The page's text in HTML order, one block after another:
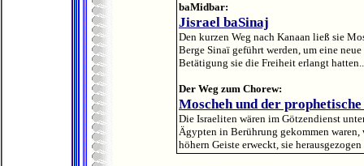
baMidbar:
Jisrael baSinaj
Den kurzen Weg nach Kanaan ließ sie
Berge Sinaï geführt werden, um eine
Betätigung sie die Freiheit erlangt
Der Weg zum Chorew:
Moscheh und der
Die Israeliten wären im Götzendienst
Ägypten in Berührung gekommen
höhern Geiste erweckt, sie